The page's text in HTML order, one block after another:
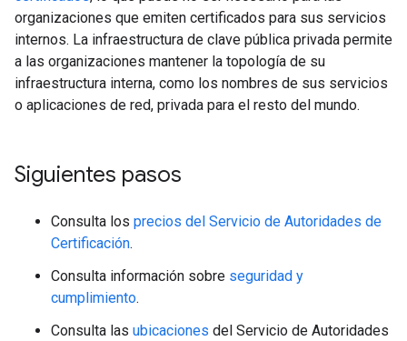
organizaciones que emiten certificados para sus servicios
internos. La infraestructura de clave pública privada permite
a las organizaciones mantener la topología de su
infraestructura interna, como los nombres de sus servicios
o aplicaciones de red, privada para el resto del mundo.
Siguientes pasos
Consulta los precios del Servicio de Autoridades de
Certificación.
Consulta información sobre seguridad y
cumplimiento.
Consulta las ubicaciones del Servicio de Autoridades